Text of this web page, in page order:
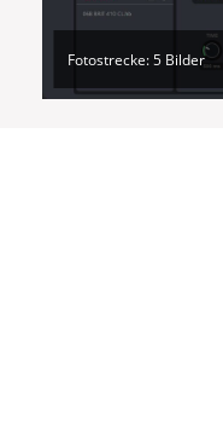
Fotostrecke: 5 Bilder